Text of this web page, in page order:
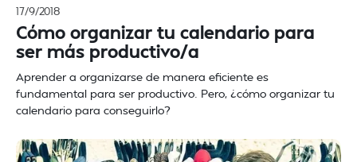
17/9/2018
Cómo organizar tu calendario para
ser más productivo/a
Aprender a organizarse de manera eficiente es
fundamental para ser productivo. Pero, ¿cómo organizar tu
calendario para conseguirlo?